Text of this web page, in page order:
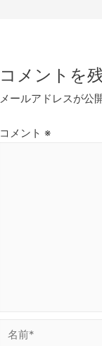
コメントを
メールアドレスが公
コメント ※